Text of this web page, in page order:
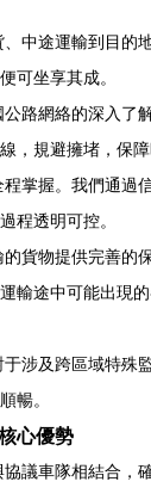
、中途運輸到目的
可坐享其成。
公路網絡的深入了
，規避擁堵，保障
掌握。我們通過
程透明可控。
貨物提供完善的
輸途中可能出現
于涉及跨區域特殊
暢。
心優勢
協議車隊相結合，